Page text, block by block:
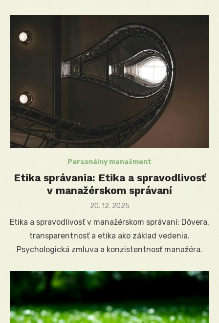
Personálny manažment
Etika správania: Etika a spravodlivosť
v manažérskom správaní
Posted
20. 12. 2025
Etika a spravodlivosť v manažérskom správaní: Dôvera,
transparentnosť a etika ako základ vedenia.
Psychologická zmluva a konzistentnosť manažéra.